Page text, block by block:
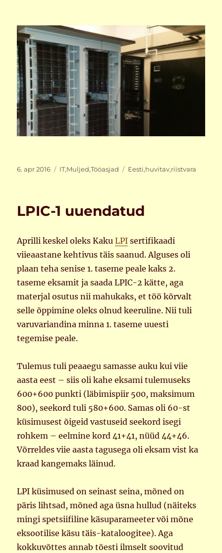
Postitatud
6. apr 2016 Rubriigid
IT,Muljed,Tööasjad Sildid
Eesti,huvitav,riistvara
LPIC-1 uuendatud
Aprilli keskel oleks KakuLPI sertifikaadi
viieaastane kehtivus täis saanud. Alguses oli
plaan teha senise 1. taseme peale kaks 2.
taseme eksamit ja saada LPIC-2 kätte, aga
materjal osutus nii mahukaks, et töö kõrvalt
selle õppimine oleks olnud keeruline. Nii tuli
varuvariandina minna 1. taseme uuesti
tegemise peale.
Tulemus tuli peaaegu samasse auku kui viie
aasta eest – siis oli kahe eksami tulemuseks
600+600 punkti (läbimispiir 500, maksimum
800), seekord tuli 580+600. Samas oli 60-st
küsimusest õigeid vastuseid seekord isegi
rohkem – eelmine kord 41+41, nüüd 44+46.
Võrreldes viie aasta tagusega oli eksam vist ka
kraad kangemaks läinud.
LPI küsimused on seinast seina, mõned on
päris lihtsad, mõned aga üsna hullud (näiteks
mingi spetsiifiline käsuparameeter või mõne
eksootilise käsu täis-kataloogitee). Aga
kokkuvõttes annab tõesti ilmselt soovitud